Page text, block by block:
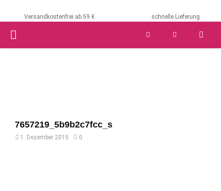
Versandkostenfrei ab 59 € schnelle Lieferung
PRIMARY
7657219_5b9b2c7fcc_s
1. Dezember 2015 0